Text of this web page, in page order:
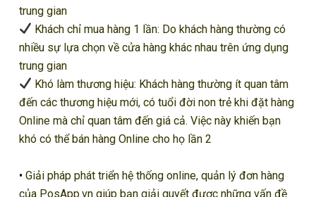
trung gian
Khách chỉ mua hàng 1 lần: Do khách hàng thường có
nhiều sự lựa chọn về cửa hàng khác nhau trên ứng dụng
trung gian
Khó làm thương hiệu: Khách hàng thường ít quan tâm
đến các thương hiệu mới, có tuổi đời non trẻ khi đặt hàng
Online mà chỉ quan tâm đến giá cả. Việc này khiến bạn
khó có thể bán hàng Online cho họ lần 2
• Giải pháp phát triển hệ thống online, quản lý đơn hàng
của PosApp.vn giúp bạn giải quyết được những vấn đề